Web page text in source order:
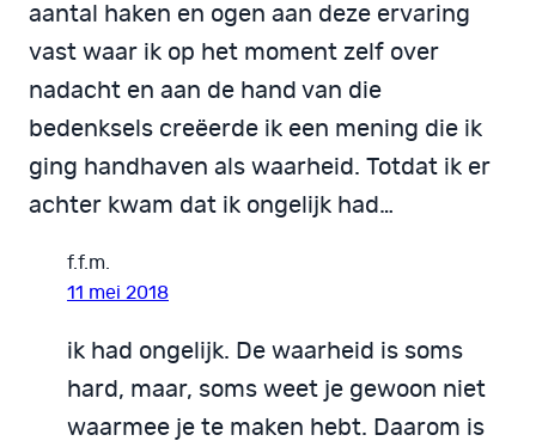
aantal haken en ogen aan deze ervaring
vast waar ik op het moment zelf over
nadacht en aan de hand van die
bedenksels creëerde ik een mening die ik
ging handhaven als waarheid. Totdat ik er
achter kwam dat ik ongelijk had…
f.f.m.
11 mei 2018
ik had ongelijk. De waarheid is soms
hard, maar, soms weet je gewoon niet
waarmee je te maken hebt. Daarom is